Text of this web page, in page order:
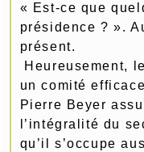
« Est-ce que
présidence ? ».
présent.
Heureusement,
un comité
Pierre Beyer
l’intégralité du
qu’il s’occupe